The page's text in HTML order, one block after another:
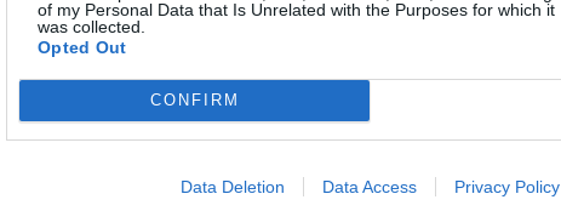
of my Personal Data that Is Unrelated with the Purposes for which it
was collected.
Opted Out
CONFIRM
Data Deletion Data Access Privacy Policy
Daily.gr; Τα νέα της ημέρας και ότι σου κάνει κλικ!
Radio.gr και στο Instagram